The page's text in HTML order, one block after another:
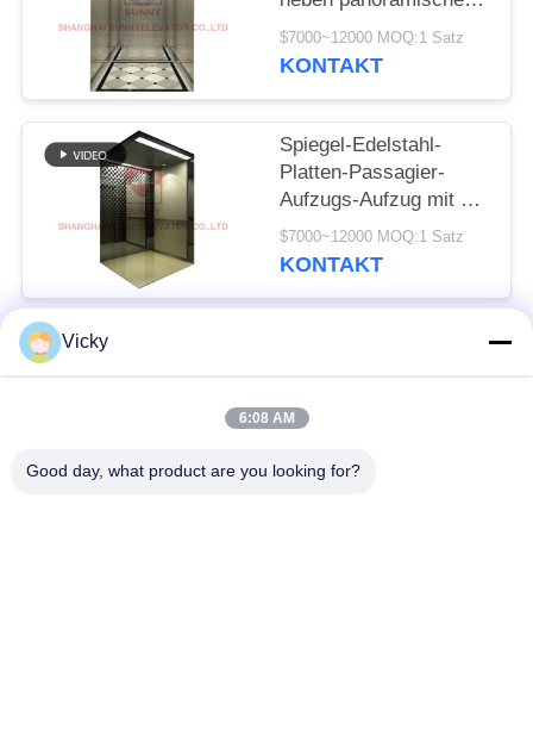
Glasaufzüge an
$7000~12000 MOQ:1 Satz
KONTAKT
Spiegel-Edelstahl-
Platten-Passagier-
Aufzugs-Aufzug mit mit
schwarzem Titan
$7000~12000 MOQ:1 Satz
KONTAKT
weniger Aufzug
Vicky
6:08 AM
Good day, what product are you looking for?